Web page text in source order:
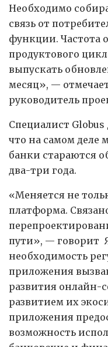
Необходимо
связь от
функции. Частота
продуктового
выпускать
месяц», —
руководитель
Специалист
что на самом
банки стараются
два-три года.
«Меняется не
платформа.
пути», — говорит
необходимость
приложения
развития онлайн-
развитием их
приложения
возможность